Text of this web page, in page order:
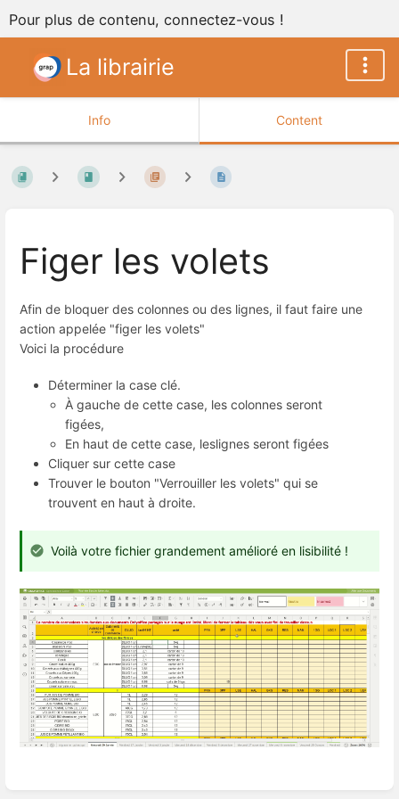
Pour plus de contenu, connectez-vous !
La librairie
Info Content
Figer les volets
Afin de bloquer des colonnes ou des lignes, il faut faire une
action appelée "figer les volets"
Voici la procédure
Déterminer la case clé.
À gauche de cette case, les colonnes seront
figées,
En haut de cette case, leslignes seront figées
Cliquer sur cette case
Trouver le bouton "Verrouiller les volets" qui se
trouvent en haut à droite.
Voilà votre fichier grandement amélioré en lisibilité !
section